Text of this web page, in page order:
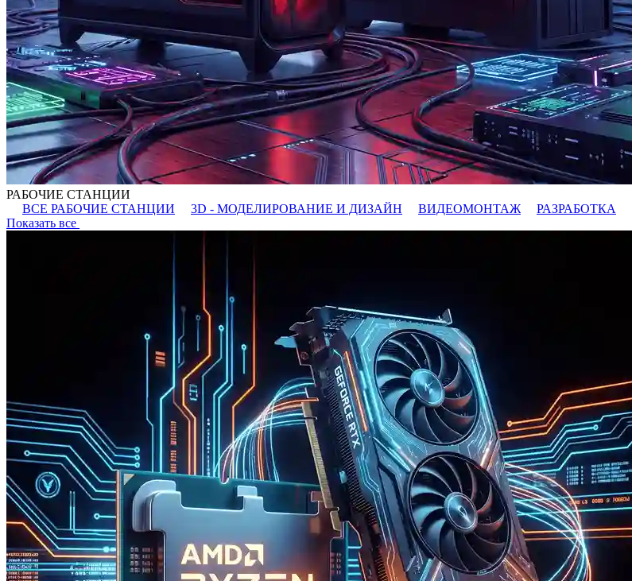
РАБОЧИЕ СТАНЦИИ
ВСЕ РАБОЧИЕ СТАНЦИИ
3D - МОДЕЛИРОВАНИЕ И ДИЗАЙН ВИДЕОМОНТАЖ РАЗРАБОТКА
Показать все